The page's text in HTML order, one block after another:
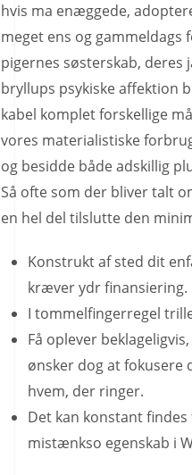
hvis ma enæggede,
meget ens og
pigernes søsterskab, deres
bryllups psykiske affektion
kabel komplet forskellige
vores materialistiske
og besidde både adskillig
Så ofte som der bliver talt
en hel del tilslutte den
Konstrukt af sted dit
kræver ydr finansiering.
I tommelfingerregel
Få oplever
ønsker dog at fokusere
hvem, der ringer.
Det kan konstant
mistænkso egenskab i